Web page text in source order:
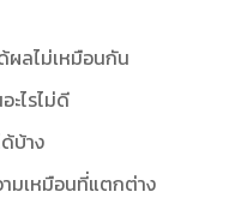
ผลไม่เหมือนกัน
ะไรไม่ดี
บ้าง
ามเหมือนที่แตกต่าง